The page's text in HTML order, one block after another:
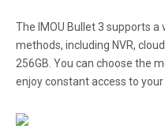
The IMOU Bullet 3 supports
methods, including NVR,
256GB. You can choose the
enjoy constant access to